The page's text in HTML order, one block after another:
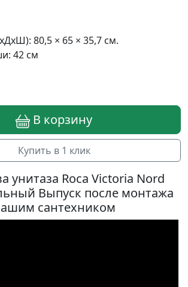
80,5 × 65 × 35,7 см.
42 см
В корзину
Купить в 1 клик
унитаза Roca Victoria Nord
Выпуск после монтажа
сантехником